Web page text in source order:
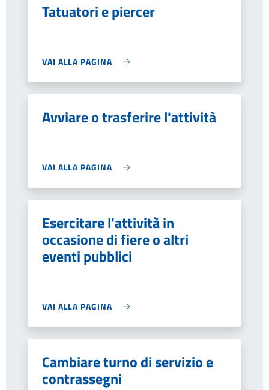
Tatuatori e piercer
VAI ALLA PAGINA
Avviare o trasferire l'attività
VAI ALLA PAGINA
Esercitare l'attività in
occasione di fiere o altri
eventi pubblici
VAI ALLA PAGINA
Cambiare turno di servizio e
contrassegni